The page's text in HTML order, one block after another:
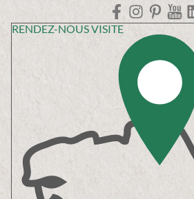
RENDEZ-NOUS VISITE